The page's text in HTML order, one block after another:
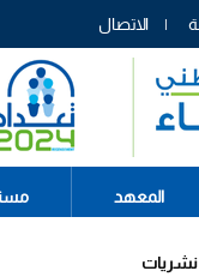
الاتصال
المعهد
نشريات